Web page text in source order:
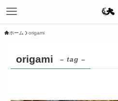
ホーム origami
origami – tag –